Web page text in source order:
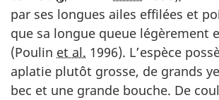
par ses longues ailes effilées et
que sa longue queue légèrement
(Poulin et al. 1996). L’espèce
aplatie plutôt grosse, de grands
bec et une grande bouche. De